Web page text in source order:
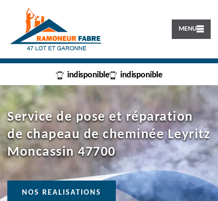
MENU
indisponible indisponible
Service de pose et réparation
de chapeau de cheminée Leyritz
Moncassin 47700
NOS REALISATIONS